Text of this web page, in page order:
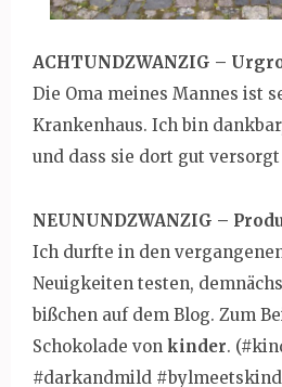
ACHTUNDZWANZIG –
Die Oma meines Mannes ist
Krankenhaus. Ich bin
und dass sie dort gut
NEUNUNDZWANZIG –
Ich durfte in den
Neuigkeiten testen,
bißchen auf dem Blog. Zum
Schokolade von kinder.
#darkandmild